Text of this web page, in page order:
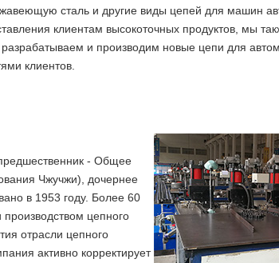
сталь и другие виды цепей для машин
клиентам высокоточных продуктов, мы
и производим новые цепи для
клиентов.
- Общее
Чжучжи), дочернее
в 1953 году. Более 60
цепного
отрасли цепного
активно корректирует